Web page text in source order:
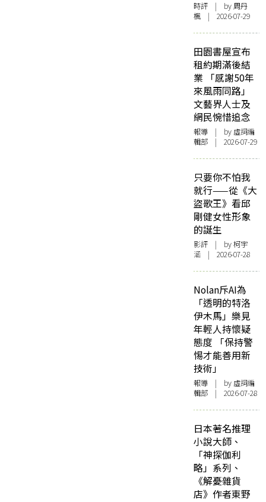
時評 | by周丹
楓 | 2026-07-29
田園書屋宣布
租約期滿後結
業 「感謝50年
來風雨同路」
文藝界人士及
網民惋惜追念
報導 | by 虛詞編
輯部 | 2026-07-29
只要你不怕我
就行——從《大
盜歌王》看邱
剛健女性形象
的誕生
影評 | by 柯宇
涵 | 2026-07-28
Nolan斥AI為
「透明的特洛
伊木馬」樂見
年輕人持懷疑
態度 「保持警
惕才能善用新
技術」
報導 | by 虛詞編
輯部 | 2026-07-28
日本著名推理
小說大師、
「神探伽利
略」系列、
《解憂雜貨
店》作者東野